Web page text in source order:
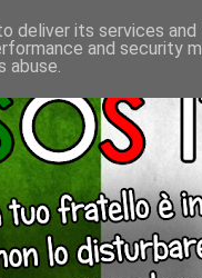
deliver its services
and security
abuse.